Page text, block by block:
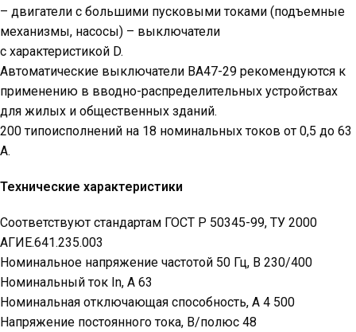
– двигатели с большими пусковыми токами (подъемные
механизмы, насосы) – выключатели
с характеристикой D.
Автоматические выключатели ВА47-29 рекомендуются к
применению в вводно-распределительных устройствах
для жилых и общественных зданий.
200 типоисполнений на 18 номинальных токов от 0,5 до 63
А.
Технические характеристики
Соответствуют стандартам ГОСТ Р 50345-99, ТУ 2000
АГИЕ.641.235.003
Номинальное напряжение частотой 50 Гц, В 230/400
Номинальный ток In, А 63
Номинальная отключающая способность, А 4 500
Напряжение постоянного тока, В/полюс 48